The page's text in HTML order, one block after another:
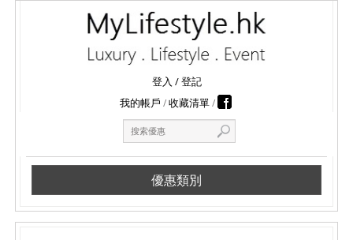
登入 /登記
我的帳戶
收藏清單
優惠類別